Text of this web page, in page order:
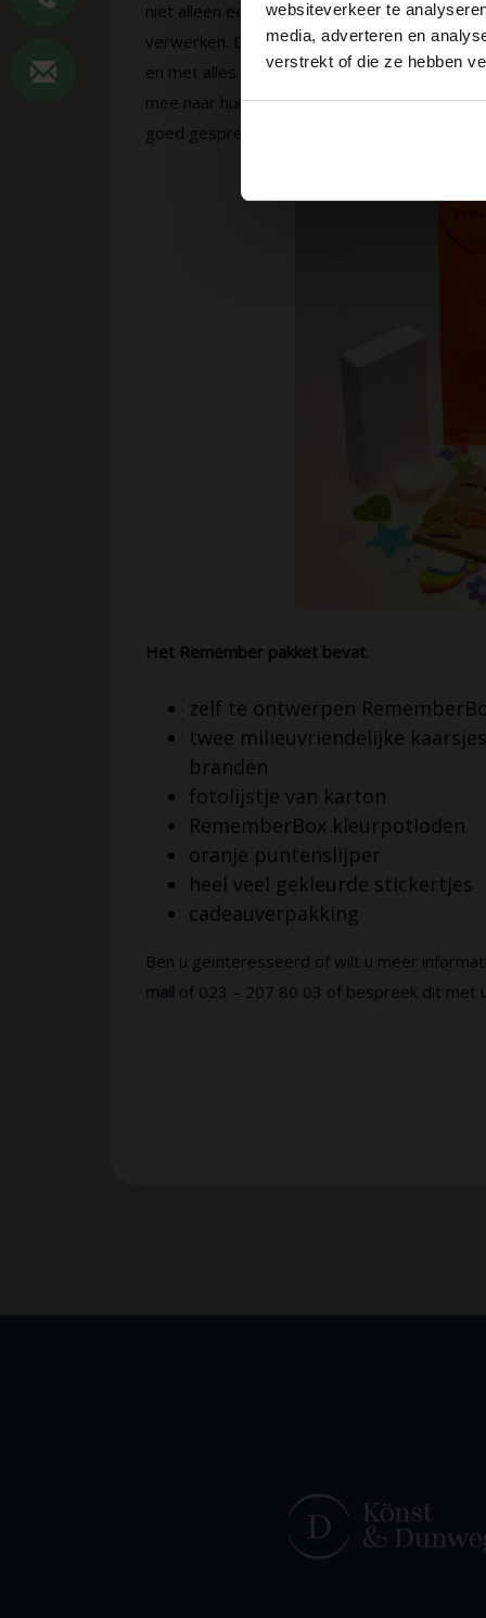
websiteverkeer te
media, adverteren en
verstrekt of die ze hebben
niet alleen een fijne bezigheid, het kan ook
verwerken. Dit maakt kinderen een beetje
en met alles wat ze die afgelopen dagen
mee naar huis worden genomen. Daar
goed gesprek over doodgaan. Want de
Het Remember pakket bevat:
zelf te ontwerpen
twee milieuvriendelijke
branden
fotolijstje van karton
RememberBox kleurpotloden
oranje puntenslijper
heel veel gekleurde stickertjes
cadeauverpakking
Ben u geïnteresseerd of wilt u meer
mail of 023 – 207 80 03 of bespreek dit met